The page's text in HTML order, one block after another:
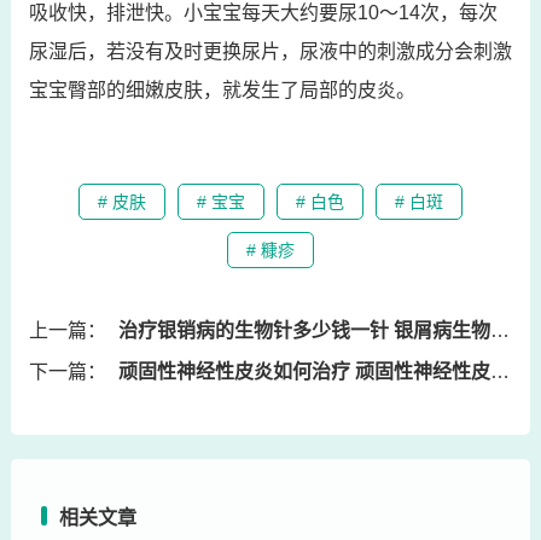
吸收快，排泄快。小宝宝每天大约要尿10～14次，每次
尿湿后，若没有及时更换尿片，尿液中的刺激成分会刺激
宝宝臀部的细嫩皮肤，就发生了局部的皮炎。
# 皮肤 # 宝宝 # 白色 # 白斑
# 糠疹
上一篇：
治疗银销病的生物针多少钱一针 银屑病生物针剂能治愈吗?
下一篇：
顽固性神经性皮炎如何治疗 顽固性神经性皮炎如何治疗最好
相关文章